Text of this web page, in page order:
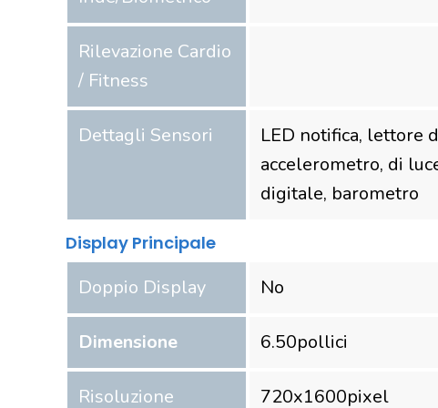
Rilevazione Cardio
/ Fitness
Dettagli Sensori
LED notifica, lettore
accelerometro, di
digitale, barometro
Display Principale
Doppio Display No
Dimensione 6.50pollici
Risoluzione 720x1600pixel